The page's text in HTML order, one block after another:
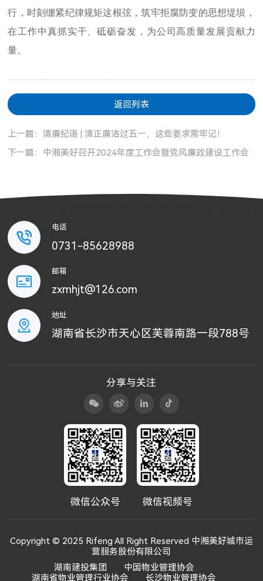
行，时刻绷紧纪律规矩这根弦，筑牢拒腐防变的思想堤坝，
在工作中真抓实干、砥砺奋发，为公司高质量发展贡献力
量。
返回列表
上一篇：清廉纪语 | 清正廉洁过五一，这些要求需牢记！
下一篇：中湘美好召开2024年度工作会暨党风廉政建设工作会
电话
0731-85628988
邮箱
zxmhjt@126.com
地址
湖南省长沙市天心区芙蓉南路一段788号
微信公众号 微信视频号
分享与关注
Copyright © 2025 Rifeng All Right Reserved 中湘美好城市运
营服务股份有限公司
湖南建投集团
中国物业管理协会
湖南省物业管理行业协会
长沙物业管理协会